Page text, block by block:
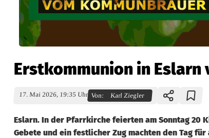
Erstkommunion in Eslarn
17. Mai 2026, 19:35 Uhr Von: Karl Ziegler
Eslarn. In der Pfarrkirche feierten am Sonntag 20
Gebete und ein festlicher Zug machten den Tag